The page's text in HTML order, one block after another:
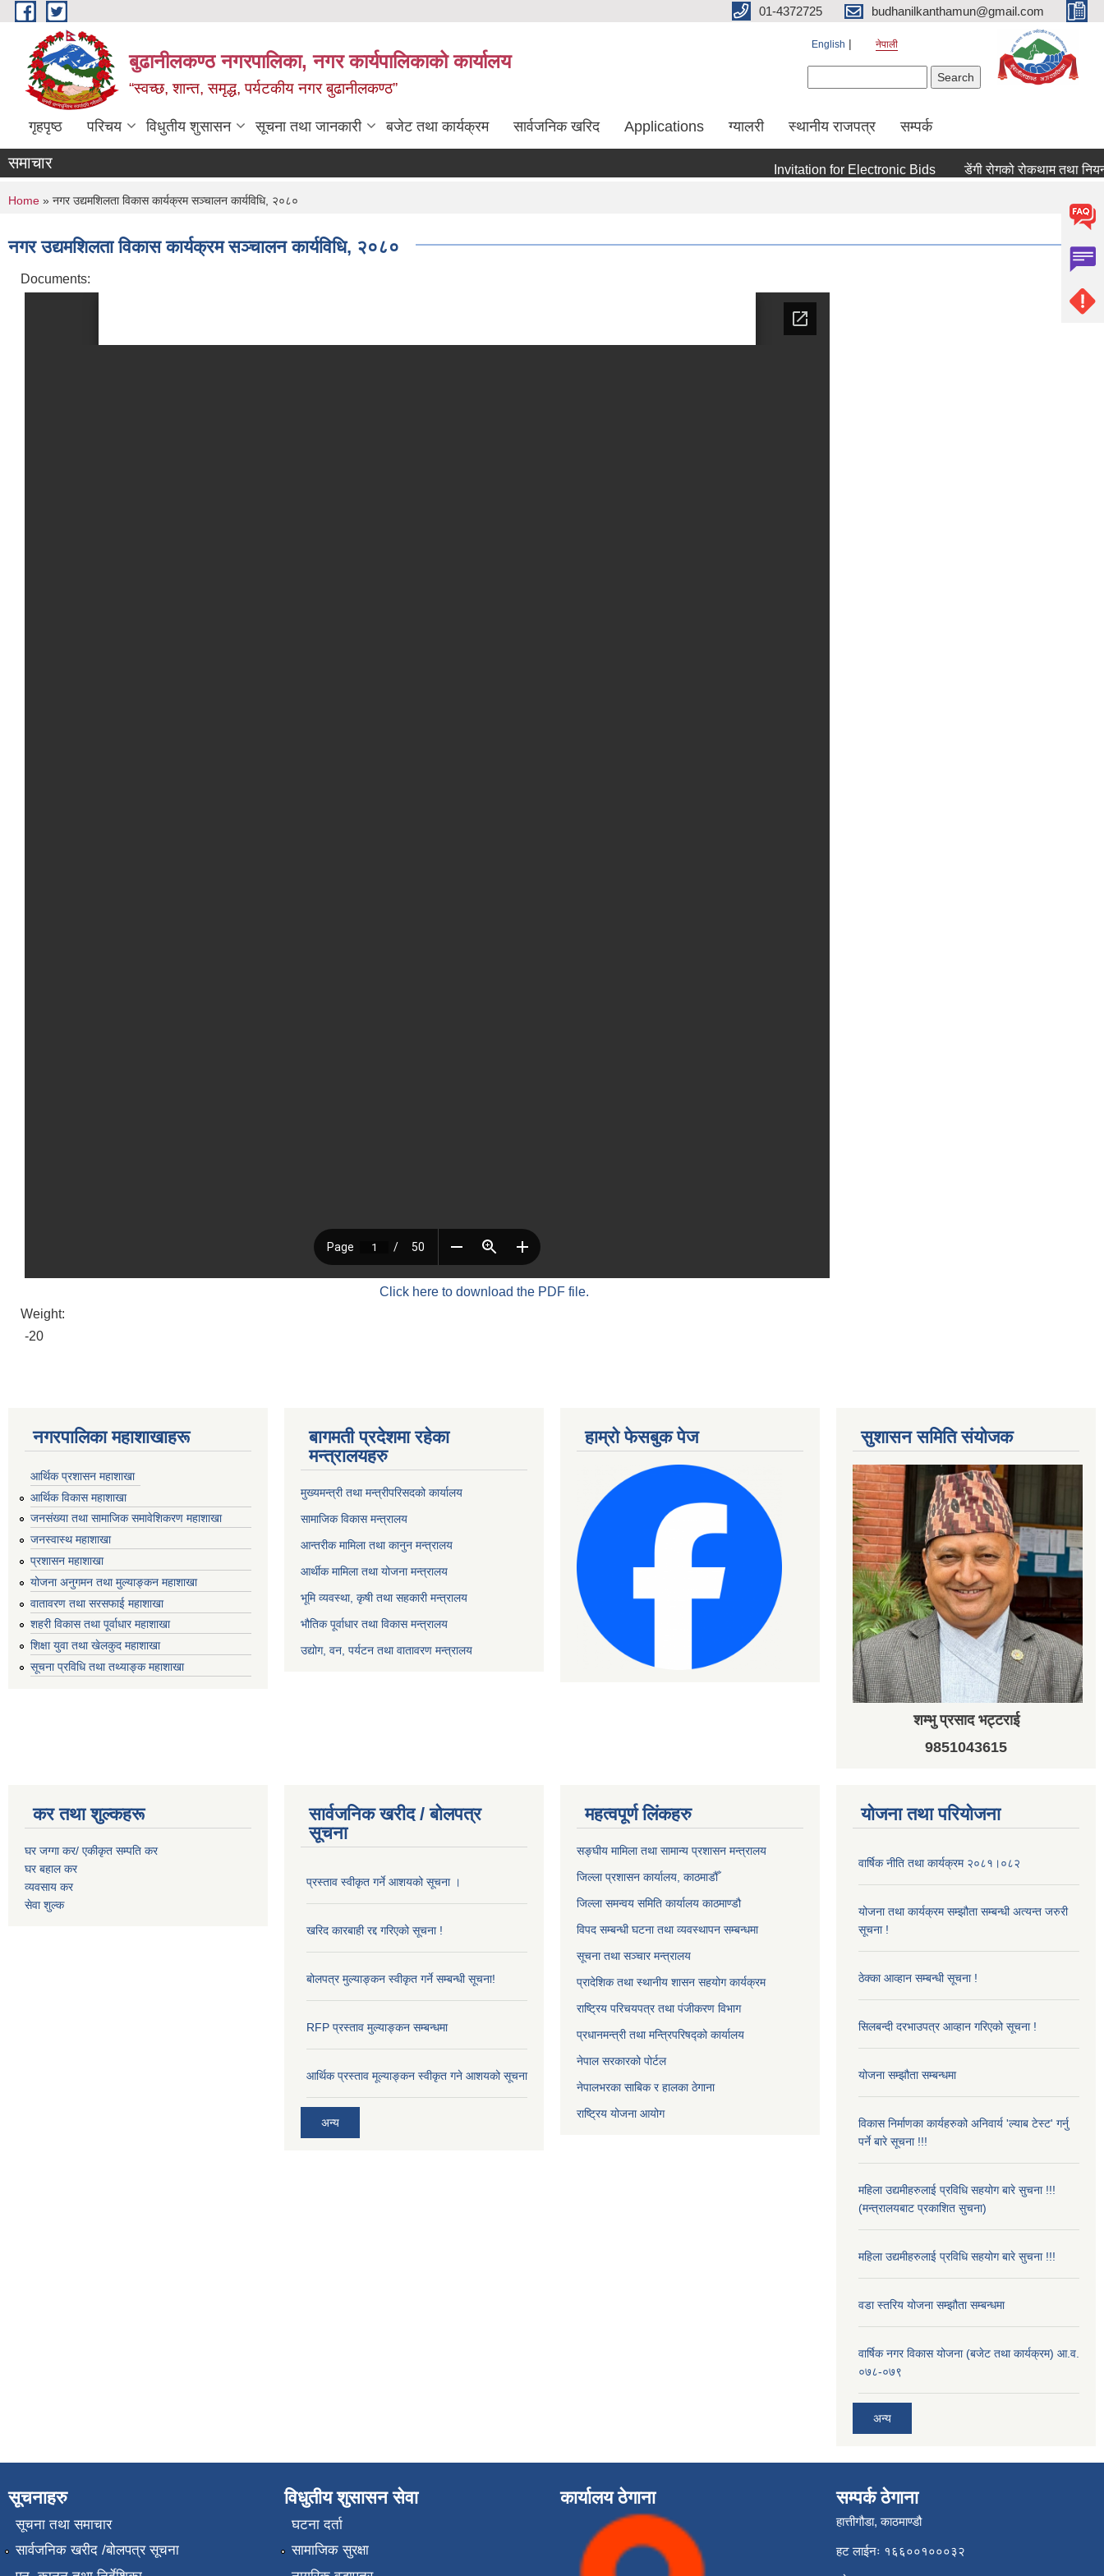
Skip to main content 01-4372725 budhanilkanthamun@gmail.com
बुढानीलकण्ठ नगरपालिका, नगर कार्यपालिकाको कार्यालय
“स्वच्छ, शान्त, समृद्ध, पर्यटकीय नगर बुढानीलकण्ठ”
English नेपाली
गृहपृष्ठ परिचय विधुतीय शुसासन सूचना तथा जानकारी बजेट तथा कार्यक्रम सार्वजनिक खरिद Applications ग्यालरी स्थानीय राजपत्र सम्पर्क
समाचार Invitation for Electronic Bids डेंगी रोगको रोकथाम तथा
You are here
Home » नगर उद्यमशिलता विकास कार्यक्रम सञ्चालन कार्यविधि, २०८०
नगर उद्यमशिलता विकास कार्यक्रम सञ्चालन कार्यविधि, २०८०
Documents:
Click here to download the PDF file.
Weight:
-20
नगरपालिका महाशाखाहरू
आर्थिक प्रशासन महाशाखा
आर्थिक विकास महाशाखा
जनसंख्या तथा सामाजिक समावेशिकरण महाशाखा
जनस्वास्थ महाशाखा
प्रशासन महाशाखा
योजना अनुगमन तथा मुल्याङ्कन महाशाखा
वातावरण तथा सरसफाई महाशाखा
शहरी विकास तथा पूर्वाधार महाशाखा
शिक्षा युवा तथा खेलकुद महाशाखा
सूचना प्रविधि तथा तथ्याङ्क महाशाखा
बागमती प्रदेशमा रहेका
मन्त्रालयहरु
मुख्यमन्त्री तथा मन्त्रीपरिसदको कार्यालय
सामाजिक विकास मन्त्रालय
आन्तरीक मामिला तथा कानुन मन्त्रालय
आर्थीक मामिला तथा योजना मन्त्रालय
भूमि व्यवस्था, कृषी तथा सहकारी मन्त्रालय
भौतिक पूर्वाधार तथा विकास मन्त्रालय
उद्योग, वन, पर्यटन तथा वातावरण मन्त्रालय
हाम्रो फेसबुक पेज सुशासन समिति संयोजक
शम्भु प्रसाद भट्टराई
9851043615
कर तथा शुल्कहरू
घर जग्गा कर/ एकीकृत सम्पति कर
घर बहाल कर
व्यवसाय कर
सेवा शुल्क
सार्वजनिक खरीद / बोलपत्र
सूचना
प्रस्ताव स्वीकृत गर्ने आशयको सूचना ।
खरिद कारबाही रद्द गरिएको सूचना !
बोलपत्र मुल्याङ्कन स्वीकृत गर्ने सम्बन्धी सूचना!
RFP प्रस्ताव मुल्याङ्कन सम्बन्धमा
आर्थिक प्रस्ताव मूल्याङ्कन स्वीकृत गने आशयको सूचना
अन्य
महत्वपूर्ण लिंकहरु
सङ्‍घीय मामिला तथा सामान्य प्रशासन मन्त्रालय
जिल्ला प्रशासन कार्यालय, काठमाडौँ
जिल्ला समन्वय समिति कार्यालय काठमाण्ड‌ौ
विपद सम्बन्धी घटना तथा व्यवस्थापन सम्बन्धमा
सूचना तथा सञ्चार मन्त्रालय
प्रादेशिक तथा स्थानीय शासन सहयोग कार्यक्रम
राष्ट्रिय परिचयपत्र तथा पंजीकरण विभाग
प्रधानमन्त्री तथा मन्त्रिपरिषद्को कार्यालय
नेपाल सरकारको पोर्टल
नेपालभरका साबिक र हालका ठेगाना
राष्ट्रिय योजना आयोग
योजना तथा परियोजना
वार्षिक नीति तथा कार्यक्रम २०८१।०८२
योजना तथा कार्यक्रम सम्झौता सम्बन्धी अत्यन्त जरुरी
सूचना !
ठेक्का आव्हान सम्बन्धी सूचना !
सिलबन्दी दरभाउपत्र आव्हान गरिएको सूचना !
योजना सम्झौता सम्बन्धमा
विकास निर्माणका कार्यहरुको अनिवार्य 'ल्याब टेस्ट' गर्नु
पर्ने बारे सूचना !!!
महिला उद्यमीहरुलाई प्रविधि सहयोग बारे सुचना !!!
(मन्त्रालयबाट प्रकाशित सुचना)
महिला उद्यमीहरुलाई प्रविधि सहयोग बारे सुचना !!!
वडा स्तरिय योजना सम्झौता सम्बन्धमा
वार्षिक नगर विकास योजना (बजेट तथा कार्यक्रम) आ.व.
०७८-०७९
अन्य
सूचनाहरु
सूचना तथा समाचार
सार्वजनिक खरीद /बोलपत्र सूचना
विधुतीय शुसासन सेवा
घटना दर्ता
सामाजिक सुरक्षा
कार्यालय ठेगाना सम्पर्क ठेगाना
हात्तीगौडा, काठमाण्डौ
हट लाईनः १६६००१०००३२